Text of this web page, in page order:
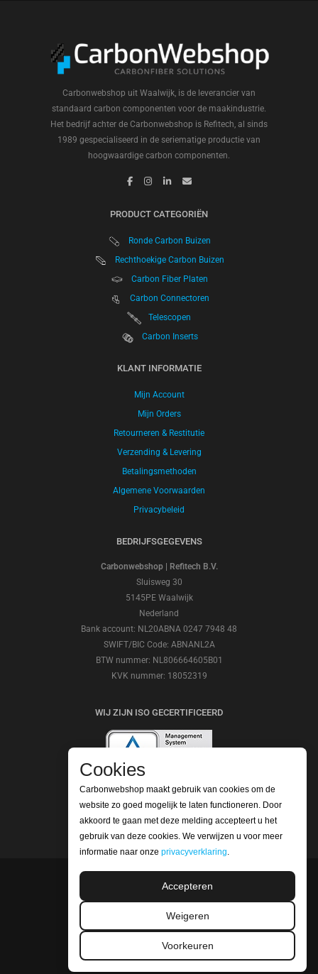
Carbonwebshop uit Waalwijk, is de leverancier van
standaard carbon componenten voor de maakindustrie.
Het bedrijf achter de Carbonwebshop is Refitech, al sinds
1989 gespecialiseerd in de seriematige productie van
hoogwaardige carbon componenten.
PRODUCT CATEGORIËN
Ronde Carbon Buizen
Rechthoekige Carbon Buizen
Carbon Fiber Platen
Carbon Connectoren
Telescopen
Carbon Inserts
KLANT INFORMATIE
Mijn Account
Mijn Orders
Retourneren & Restitutie
Verzending & Levering
Betalingsmethoden
Algemene Voorwaarden
Privacybeleid
BEDRIJFSGEGEVENS
Carbonwebshop | Refitech B.V.
Sluisweg 30
5145PE Waalwijk
Nederland
Bank account: NL20ABNA 0247 7948 48
SWIFT/BIC Code: ABNANL2A
BTW nummer: NL806664605B01
KVK nummer: 18052319
WIJ ZIJN ISO GECERTIFICEERD
BEKIJK ONZE REVIEWS
©2026 Carbonwebshop
Telefoonnummer: +31 (0) 416 561365 | Email:
info@carbonwebshop.nl
Cookies
Carbonwebshop maakt gebruik van cookies om de
website zo goed mogelijk te laten functioneren. Door
akkoord te gaan met deze melding accepteert u het
gebruik van deze cookies. We verwijzen u voor meer
informatie naar onze privacyverklaring.
Accepteren
Weigeren
Voorkeuren